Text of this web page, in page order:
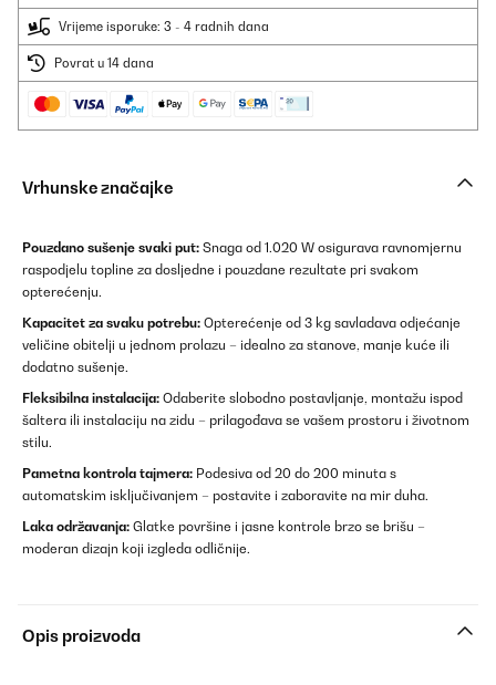
Vrijeme isporuke: 3 - 4 radnih dana
Povrat u 14 dana
Vrhunske značajke
Pouzdano sušenje svaki put: Snaga od 1.020 W osigurava ravnomjernu
raspodjelu topline za dosljedne i pouzdane rezultate pri svakom
opterećenju.
Kapacitet za svaku potrebu: Opterećenje od 3 kg savladava odjećanje
veličine obitelji u jednom prolazu – idealno za stanove, manje kuće ili
dodatno sušenje.
Fleksibilna instalacija: Odaberite slobodno postavljanje, montažu ispod
šaltera ili instalaciju na zidu – prilagođava se vašem prostoru i životnom
stilu.
Pametna kontrola tajmera: Podesiva od 20 do 200 minuta s
automatskim isključivanjem – postavite i zaboravite na mir duha.
Laka održavanja: Glatke površine i jasne kontrole brzo se brišu –
moderan dizajn koji izgleda odličnije.
Opis proizvoda